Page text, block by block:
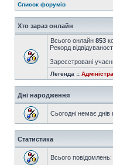
Список форумів
Хто зараз онлайн
Всього онлайн 853
Рекорд
Зареєстровані
Легенда ::
Дні народження
Сьогодні немає днів
Статистика
Всього повідомлень: